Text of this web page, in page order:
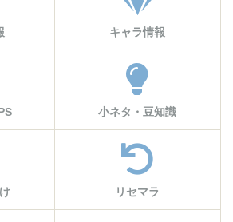
キャラ情報
小ネタ・豆知識
リセマラ